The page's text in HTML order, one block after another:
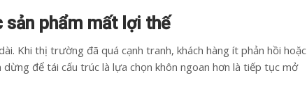
sản phẩm mất lợi thế
Khi thị trường đã quá cạnh tranh, khách hàng ít phản hồi hoặc
để tái cấu trúc là lựa chọn khôn ngoan hơn là tiếp tục mở